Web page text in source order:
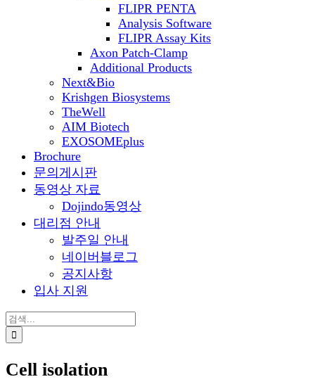
FLIPR PENTA
Analysis Software
FLIPR Assay Kits
Axon Patch-Clamp
Additional Products
Next&Bio
Krishgen Biosystems
TheWell
AIM Biotech
EXOSOMEplus
Brochure
문의게시판
동영상 자료
Dojindo동영상
대리점 안내
발주일 안내
네이버블로그
공지사항
입사 지원
검
색:
Cell isolation